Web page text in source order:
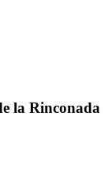
la Rinconada